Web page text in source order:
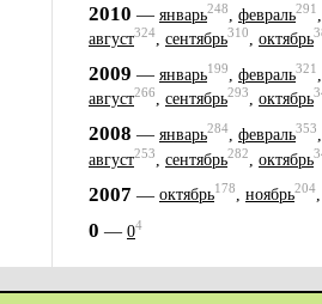
2010 — январь248 февраль291
август324, сентябрь310, октябрь
2009 — январь199 февраль321
август266, сентябрь293, октябрь
2008 — январь284 февраль353
август253 сентябрь282 октябрь
2007 — октябрь178, ноябрь204
0 — 04